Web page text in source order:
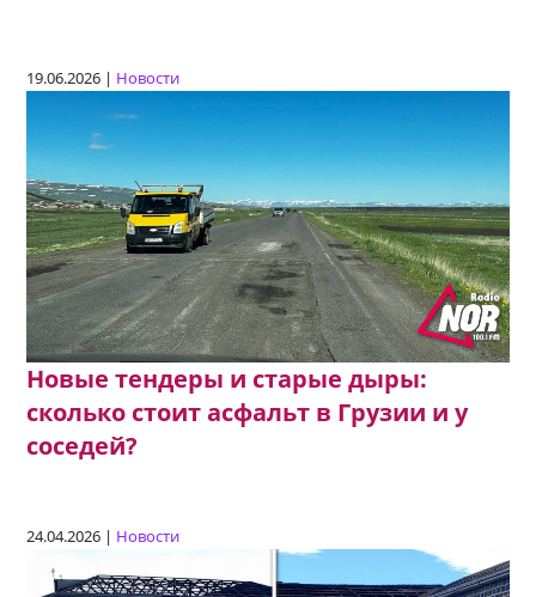
19.06.2026 | Новости
Новые тендеры и старые дыры:
сколько стоит асфальт в Грузии и у
соседей?
24.04.2026 | Новости